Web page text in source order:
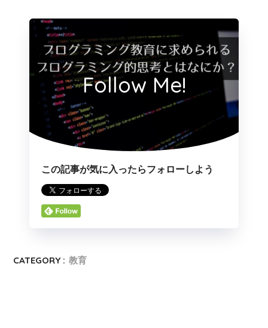
Follow Me!
この記事が気に入ったらフォローしよう
CATEGORY : 教育